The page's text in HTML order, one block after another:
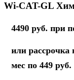
Wi-CAT-GL
4490 руб. при
или рассрочка
мес по 449 руб.